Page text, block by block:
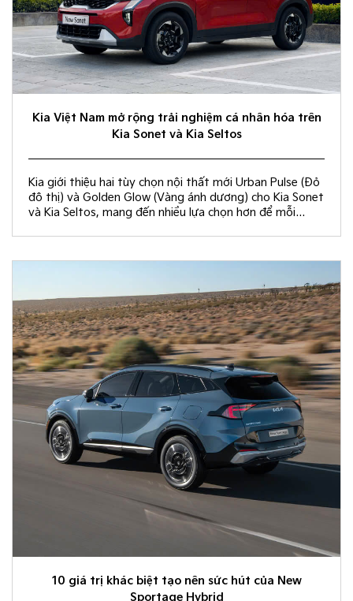
Kia Việt Nam mở rộng trải nghiệm cá nhân hóa trên
Kia Sonet và Kia Seltos
Kia giới thiệu hai tùy chọn nội thất mới Urban Pulse (Đỏ
đô thị) và Golden Glow (Vàng ánh dương) cho Kia Sonet
và Kia Seltos, mang đến nhiều lựa chọn hơn để mỗi
10 giá trị khác biệt tạo nên sức hút của New
Sportage Hybrid